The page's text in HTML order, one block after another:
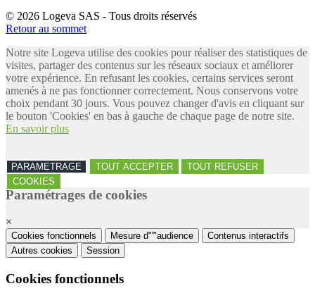
© 2026 Logeva SAS - Tous droits réservés
Retour au sommet
Notre site Logeva utilise des cookies pour réaliser des statistiques de
visites, partager des contenus sur les réseaux sociaux et améliorer
votre expérience. En refusant les cookies, certains services seront
amenés à ne pas fonctionner correctement. Nous conservons votre
choix pendant 30 jours. Vous pouvez changer d'avis en cliquant sur
le bouton 'Cookies' en bas à gauche de chaque page de notre site.
En savoir plus
PARAMETRAGE TOUT ACCEPTER
TOUT REFUSER
COOKIES
Paramétrages de cookies
×
Cookies fonctionnels Mesure d"'"audience
Contenus interactifs
Autres cookies
Session
Cookies fonctionnels